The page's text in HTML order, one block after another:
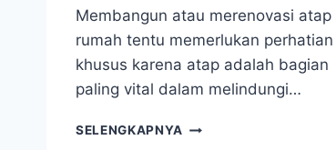
Membangun atau merenovasi atap
rumah tentu memerlukan perhatian
khusus karena atap adalah bagian
paling vital dalam melindungi…
SELENGKAPNYA